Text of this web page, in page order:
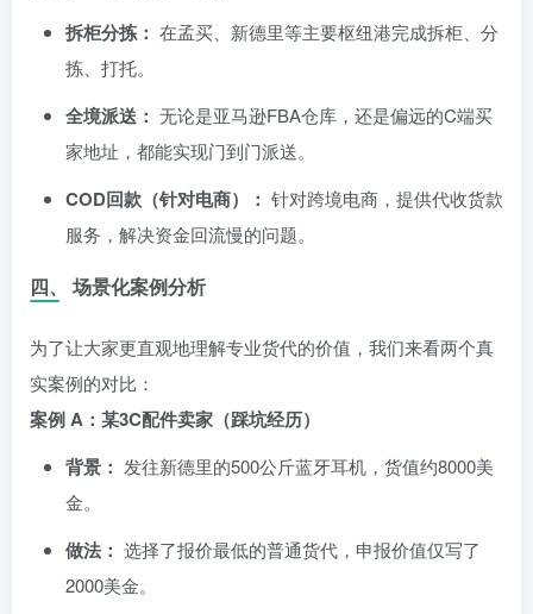
拆柜分拣： 在孟买、新德里等主要枢纽港完成拆柜、分
拣、打托。
全境派送： 无论是亚马逊FBA仓库，还是偏远的C端买
家地址，都能实现门到门派送。
COD回款（针对电商）： 针对跨境电商，提供代收货款
服务，解决资金回流慢的问题。
四、 场景化案例分析
为了让大家更直观地理解专业货代的价值，我们来看两个真
实案例的对比：
案例 A：某3C配件卖家（踩坑经历）
背景： 发往新德里的500公斤蓝牙耳机，货值约8000美
金。
做法： 选择了报价最低的普通货代，申报价值仅写了
2000美金。